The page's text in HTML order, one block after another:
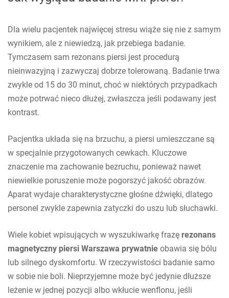
Dla wielu pacjentek najwięcej stresu wiąże się nie z samym
wynikiem, ale z niewiedzą, jak przebiega badanie.
Tymczasem sam rezonans piersi jest procedurą
nieinwazyjną i zazwyczaj dobrze tolerowaną. Badanie trwa
zwykle od 15 do 30 minut, choć w niektórych przypadkach
może potrwać nieco dłużej, zwłaszcza jeśli podawany jest
kontrast.
Pacjentka układa się na brzuchu, a piersi umieszczane są
w specjalnie przygotowanych cewkach. Kluczowe
znaczenie ma zachowanie bezruchu, ponieważ nawet
niewielkie poruszenie może pogorszyć jakość obrazów.
Aparat wydaje charakterystyczne głośne dźwięki, dlatego
personel zwykle zapewnia zatyczki do uszu lub słuchawki.
Wiele kobiet wpisujących w wyszukiwarkę frazę rezonans
magnetyczny piersi Warszawa prywatnie obawia się bólu
lub silnego dyskomfortu. W rzeczywistości badanie samo
w sobie nie boli. Nieprzyjemne może być jedynie dłuższe
leżenie w jednej pozycji albo wkłucie wenflonu, jeśli